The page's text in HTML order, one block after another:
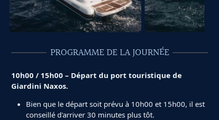
PROGRAMME DE LA JOURNÉE
10h00 / 15h00 – Départ du port touristique de
Giardini Naxos.
Bien que le départ soit prévu à 10h00 et 15h00, il est
conseillé d'arriver 30 minutes plus tôt.